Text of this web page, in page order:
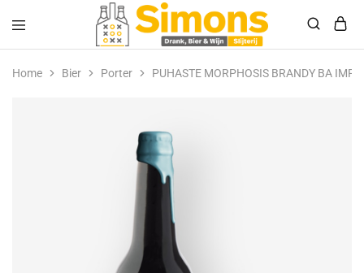
Simonsdrank.nl
Drank,
Bier
&
Home Bier Porter PUHASTE MORPHOSIS BRANDY BA IMP